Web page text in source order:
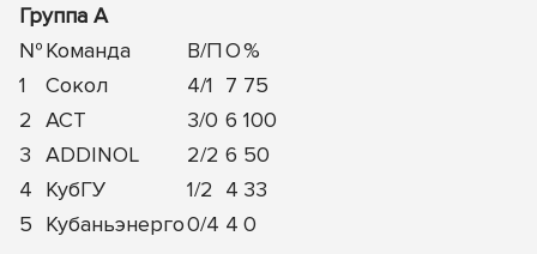
Группа А
№Команда В/ПО%
1
Сокол 4/1 7 75
2 АСТ 3/0 6 100
3 ADDINOL 2/2 6 50
4 КубГУ 1/2 4 33
5 Кубаньэнерго0/4 4 0